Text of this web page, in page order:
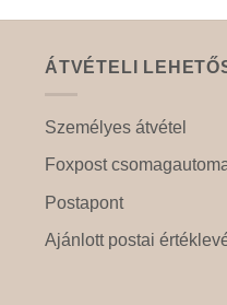
ÁTVÉTELI
Személyes átvétel
Foxpost
Postapont
Ajánlott postai